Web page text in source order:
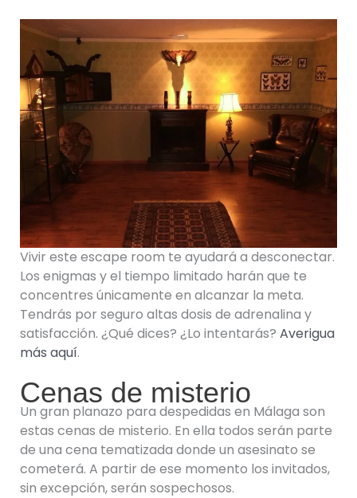
Vivir este escape room te ayudará a desconectar.
Los enigmas y el tiempo limitado harán que te
concentres únicamente en alcanzar la meta.
Tendrás por seguro altas dosis de adrenalina y
satisfacción. ¿Qué dices? ¿Lo intentarás? Averigua
más aquí.
Cenas de misterio
Un gran planazo para despedidas en Málaga son
estas cenas de misterio. En ella todos serán parte
de una cena tematizada donde un asesinato se
cometerá. A partir de ese momento los invitados,
sin excepción, serán sospechosos.